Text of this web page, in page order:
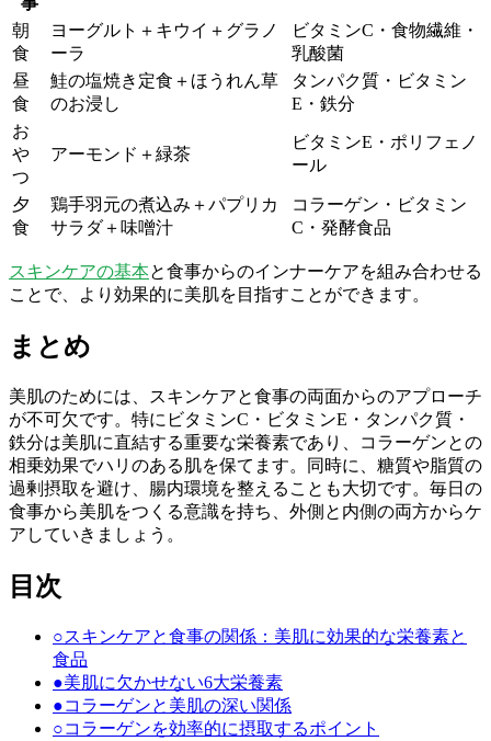
朝
食
ヨーグルト＋キウイ＋グラノ
ーラ
ビタミンC・食物繊維・
乳酸菌
昼
食
鮭の塩焼き定食＋ほうれん草
のお浸し
タンパク質・ビタミン
E・鉄分
お
や
つ
アーモンド＋緑茶
ビタミンE・ポリフェノ
ール
夕
食
鶏手羽元の煮込み＋パプリカ
サラダ＋味噌汁
コラーゲン・ビタミン
C・発酵食品
スキンケアの基本と食事からのインナーケアを組み合わせる
ことで、より効果的に美肌を目指すことができます。
まとめ
美肌のためには、スキンケアと食事の両面からのアプローチ
が不可欠です。特にビタミンC・ビタミンE・タンパク質・
鉄分は美肌に直結する重要な栄養素であり、コラーゲンとの
相乗効果でハリのある肌を保てます。同時に、糖質や脂質の
過剰摂取を避け、腸内環境を整えることも大切です。毎日の
食事から美肌をつくる意識を持ち、外側と内側の両方からケ
アしていきましょう。
目次
○スキンケアと食事の関係：美肌に効果的な栄養素と
食品
●美肌に欠かせない6大栄養素
●コラーゲンと美肌の深い関係
○コラーゲンを効率的に摂取するポイント